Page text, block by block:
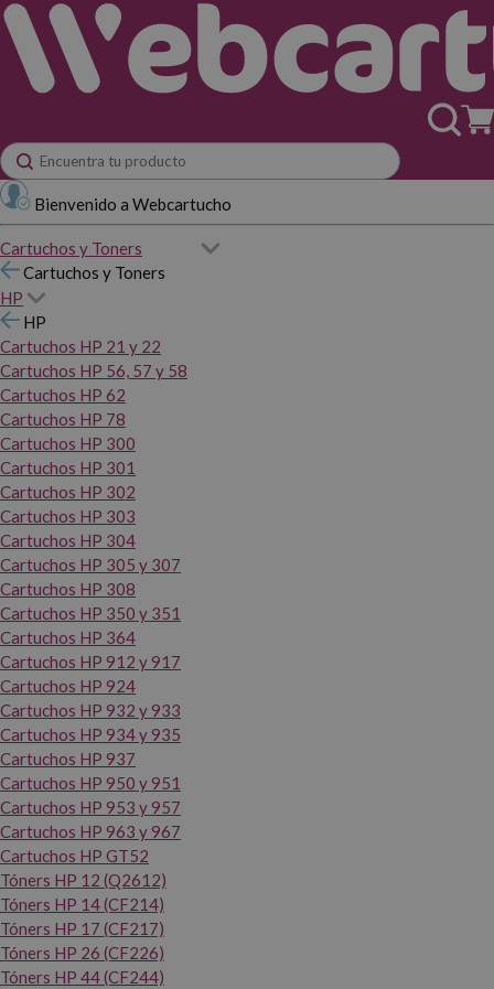
Bienvenido a Webcartucho
Cartuchos y Toners
Cartuchos y Toners
HP
HP
Cartuchos HP 21 y 22
Cartuchos HP 56, 57 y 58
Cartuchos HP 62
Cartuchos HP 78
Cartuchos HP 300
Cartuchos HP 301
Cartuchos HP 302
Cartuchos HP 303
Cartuchos HP 304
Cartuchos HP 305 y 307
Cartuchos HP 308
Cartuchos HP 350 y 351
Cartuchos HP 364
Cartuchos HP 912 y 917
Cartuchos HP 924
Cartuchos HP 932 y 933
Cartuchos HP 934 y 935
Cartuchos HP 937
Cartuchos HP 950 y 951
Cartuchos HP 953 y 957
Cartuchos HP 963 y 967
Cartuchos HP GT52
Tóners HP 12 (Q2612)
Tóners HP 14 (CF214)
Tóners HP 17 (CF217)
Tóners HP 26 (CF226)
Tóners HP 44 (CF244)